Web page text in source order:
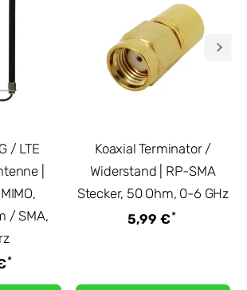
/ LTE
|
/ SMA,
*
Koaxial Terminator /
Widerstand | RP-SMA
Stecker, 50 Ohm, 0-6 GHz
5,99 €*